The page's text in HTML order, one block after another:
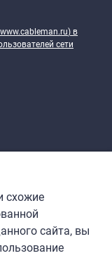
www.cableman.ru) в
сети
схожие
сайта, вы